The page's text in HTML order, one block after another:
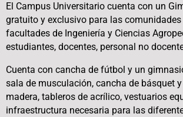
El Campus Universitario cuenta con un
gratuito y exclusivo para las
facultades de Ingeniería y Ciencias
estudiantes, docentes, personal no
Cuenta con cancha de fútbol y un
sala de musculación, cancha de básquet
madera, tableros de acrílico, vestuarios
infraestructura necesaria para las